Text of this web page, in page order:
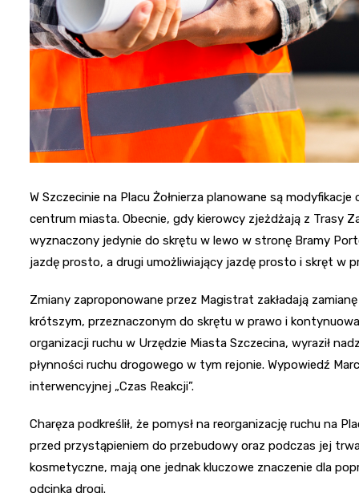
W Szczecinie na Placu Żołnierza planowane są
centrum miasta. Obecnie, gdy kierowcy zjeżdżają z Trasy
wyznaczony jedynie do skrętu w lewo w stronę Bramy
jazdę prosto, a drugi umożliwiający jazdę prosto i skręt w
Zmiany zaproponowane przez Magistrat zakładają
krótszym, przeznaczonym do skrętu w prawo i
organizacji ruchu w Urzędzie Miasta Szczecina, wyraził
płynności ruchu drogowego w tym rejonie. Wypowiedź
interwencyjnej „Czas Reakcji”.
Charęza podkreślił, że pomysł na reorganizację ruchu na
przed przystąpieniem do przebudowy oraz podczas jej
kosmetyczne, mają one jednak kluczowe znaczenie dla
odcinka drogi.